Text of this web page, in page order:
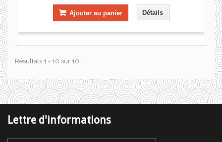
Ajouter au panier Détails
Résultats 1 - 10 sur 10.
Lettre d'informations